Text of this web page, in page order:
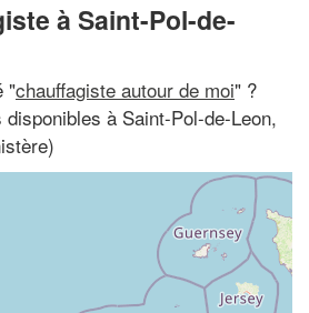
à Saint-Pol-de-
"chauffagiste autour de moi" ?
à Saint-Pol-de-Leon,